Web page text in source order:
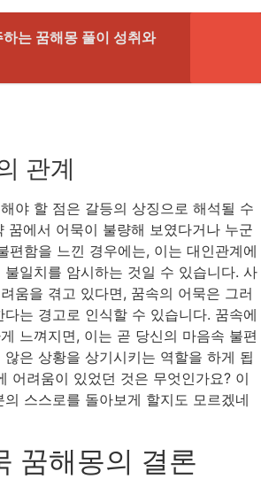
는 꿈해몽 풀이 성취와
관계
야 할 점은 갈등의 상징으로 해석될 수
꿈에서 어묵이 불량해 보였다거나 누군
편함을 느낀 경우에는, 이는 대인관계에
일치를 암시하는 것일 수 있습니다. 사
움을 겪고 있다면, 꿈속의 어묵은 그러
는 경고로 인식할 수 있습니다. 꿈속에
느껴지면, 이는 곧 당신의 마음속 불편
은 상황을 상기시키는 역할을 하게 됩
어려움이 있었던 것은 무엇인가요? 이
스스로를 돌아보게 할지도 모르겠네
꿈해몽의 결론